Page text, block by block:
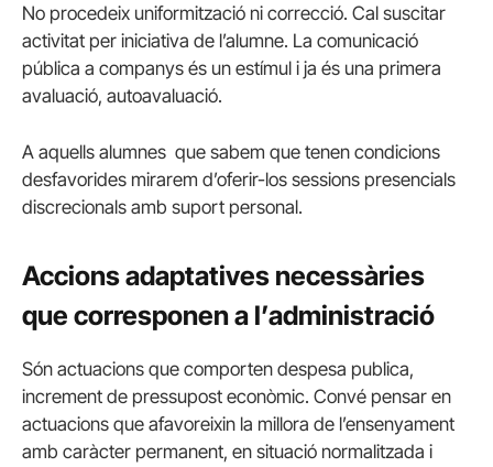
No procedeix uniformització ni correcció. Cal suscitar
activitat per iniciativa de l’alumne. La comunicació
pública a companys és un estímul i ja és una primera
avaluació, autoavaluació.
A aquells alumnes que sabem que tenen condicions
desfavorides mirarem d’oferir-los sessions presencials
discrecionals amb suport personal.
Accions adaptatives necessàries
que corresponen a l’administració
Són actuacions que comporten despesa publica,
increment de pressupost econòmic. Convé pensar en
actuacions que afavoreixin la millora de l’ensenyament
amb caràcter permanent, en situació normalitzada i